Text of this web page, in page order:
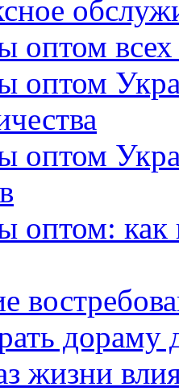
оптом
оптом
оптом
оптом:
дораму
жизни